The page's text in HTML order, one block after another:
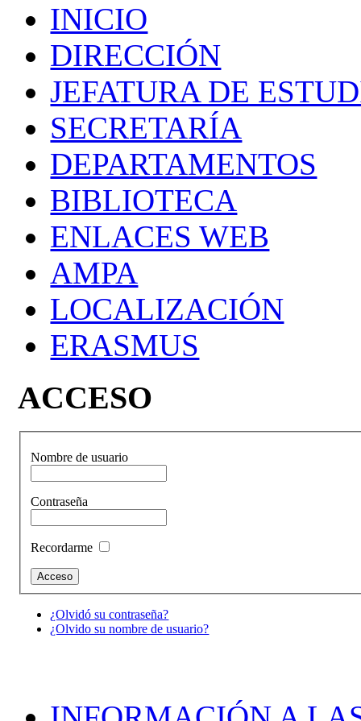
INICIO
DIRECCIÓN
JEFATURA DE
SECRETARÍA
DEPARTAMENTOS
BIBLIOTECA
ENLACES WEB
AMPA
LOCALIZACIÓN
ERASMUS
ACCESO
Nombre de usuario
Contraseña
Recordarme
¿Olvidó su contraseña?
¿Olvido su nombre de usuario?